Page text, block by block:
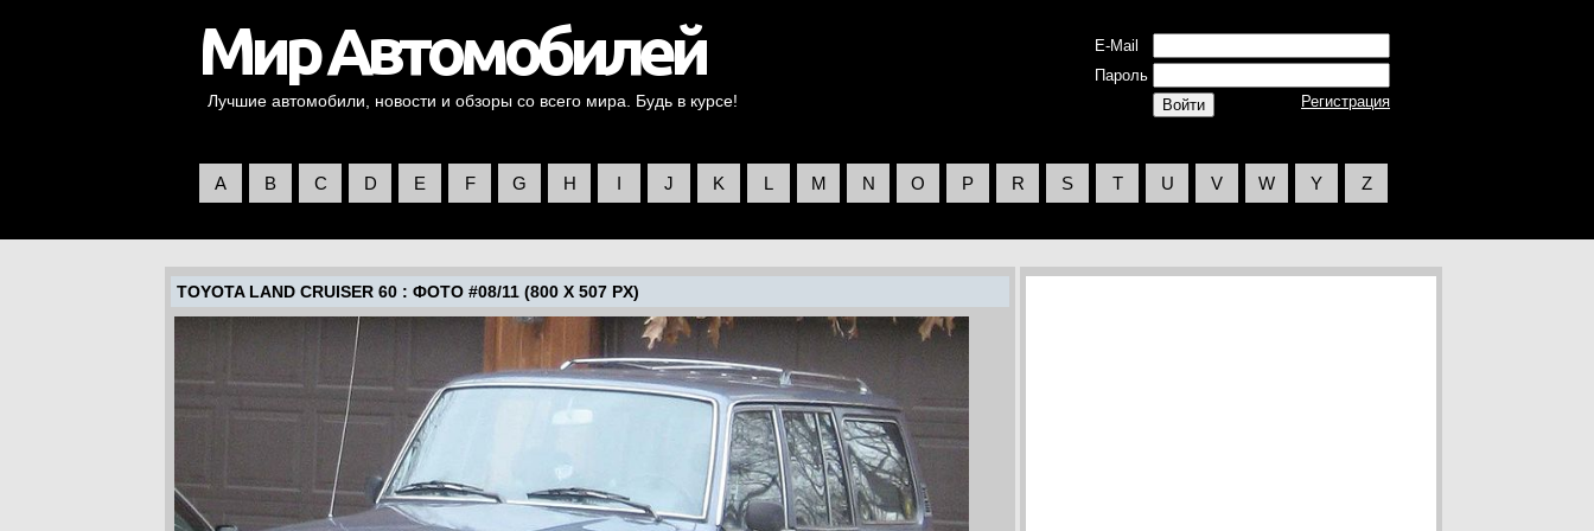
Лучшие автомобили, новости и обзоры со всего мира. Будь в курсе!
E-Mail
Пароль
Регистрация
A B C D E F G H I J K L M N O P R S T U V W Y Z
TOYOTA LAND CRUISER 60: ФОТО #08/11 (800 X 507 PX)